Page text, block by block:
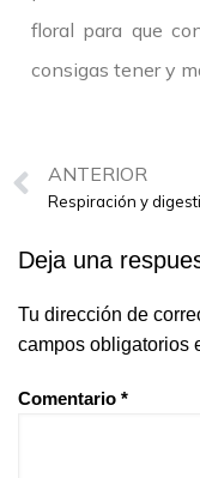
floral para que
consigas tener y
ANTERIOR
Respiración y
Deja una
Tu dirección de
campos obligatorios
Comentario *